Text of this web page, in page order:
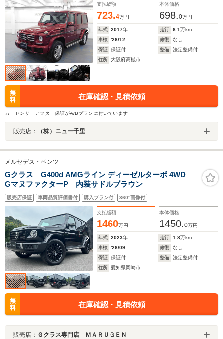
支払総額
723.4万円
本体価格
698.0万円
年式 2017年 走行 6.1万km
車検
'26/12 修復
なし
保証
保証付 整備
法定整備付
住所
大阪府高槻市
無
料
在庫確認・見積依頼
カーセンサーアフター保証がA/Bプランに付いています
販売店： （株）ニュー千里
メルセデス・ベンツ
Gクラス G400d AMGライン ディーゼルターボ 4WD
GマヌファクターP 内装サドルブラウン
販売店保証 車両品質評価書付 購入プラン付 360°画像付
支払総額
1460万円
本体価格
1450.0万円
年式 2023年 走行 1.8万km
車検
'26/09 修復
なし
保証
保証付 整備
法定整備付
住所
愛知県岡崎市
無
料
在庫確認・見積依頼
販売店： Ｇクラス専門店 ＭＡＲＵＧＥＮ